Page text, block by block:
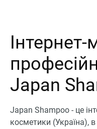
Інтернет-
Japan
Japan Shampoo - це
косметики (Україна),